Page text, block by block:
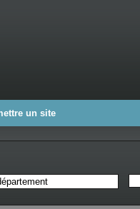
un site